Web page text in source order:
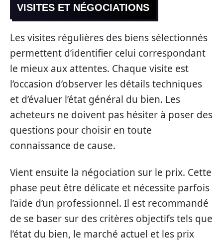
VISITES ET NÉGOCIATIONS
Les visites régulières des biens sélectionnés
permettent d’identifier celui correspondant
le mieux aux attentes. Chaque visite est
l’occasion d’observer les détails techniques
et d’évaluer l’état général du bien. Les
acheteurs ne doivent pas hésiter à poser des
questions pour choisir en toute
connaissance de cause.
Vient ensuite la négociation sur le prix. Cette
phase peut être délicate et nécessite parfois
l’aide d’un professionnel. Il est recommandé
de se baser sur des critères objectifs tels que
l’état du bien, le marché actuel et les prix